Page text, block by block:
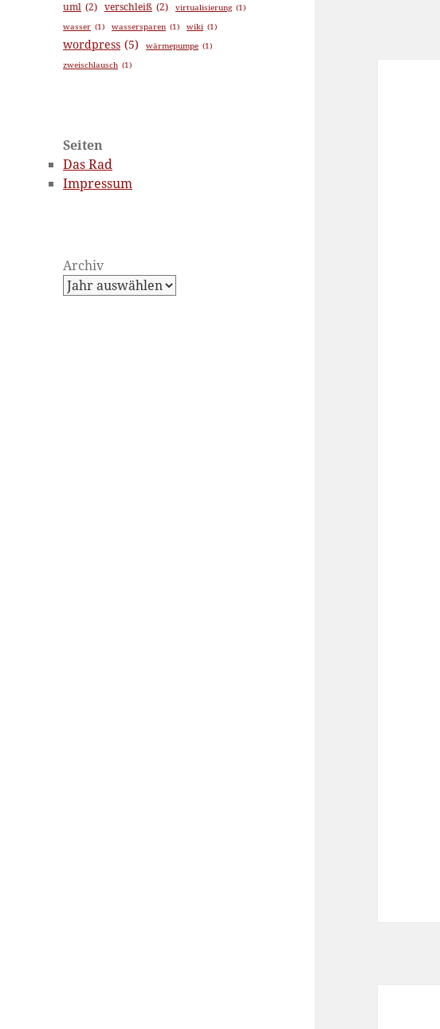
uml (2) verschleiß (2) virtualisierung (1)
wasser (1) wassersparen (1) wiki (1)
wordpress (5) wärmepumpe (1)
zweischlausch (1)
Seiten
Das Rad
Impressum
Archiv